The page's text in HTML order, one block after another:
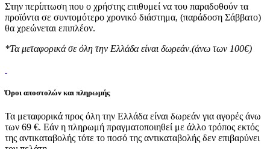
Στην περίπτωση που ο χρήστης επιθυμεί να του παραδοθούν τα
προϊόντα σε συντομότερο χρονικό διάστημα, (παράδοση Σάββατο)
θα χρεώνεται επιπλέον.
*Τα μεταφορικά σε όλη την Ελλάδα είναι δωρεάν.(άνω των 100€)
Όροι αποστολών και πληρωμής
Τα μεταφορικά προς όλη την Ελλάδα είναι δωρεάν για αγορές άνω
των 69 €. Εάν η πληρωμή πραγματοποιηθεί με άλλο τρόπος εκτός
της αντικαταβολής τότε το ποσό της αντικαταβολής δεν επιβαρύνει